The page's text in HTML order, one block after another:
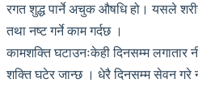
रगत शुद्ध पार्ने अचुक औषधि हो। यसले
तथा नष्ट गर्ने काम गर्दछ ।
कामशक्ति घटाउनःकेही दिनसम्म लगातार
शक्ति घटेर जान्छ । धेरै दिनसम्म सेवन गरे